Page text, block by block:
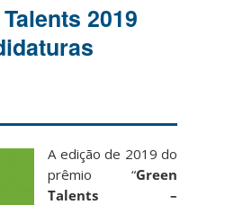
2019
A edição de 2019 do
prêmio “Green
Talents –